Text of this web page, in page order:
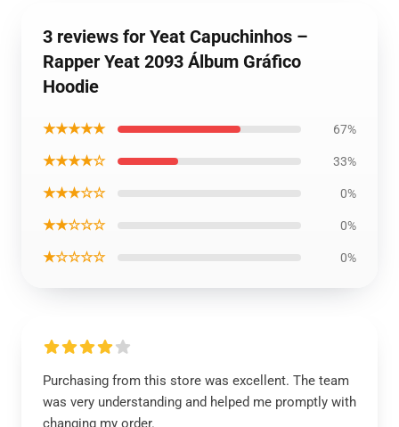
3 reviews for Yeat Capuchinhos –
Rapper Yeat 2093 Álbum Gráfico
Hoodie
★★★★★ 67%
★★★★☆ 33%
★★★☆☆ 0%
★★☆☆☆ 0%
★☆☆☆☆ 0%
Purchasing from this store was excellent. The team
was very understanding and helped me promptly with
changing my order.